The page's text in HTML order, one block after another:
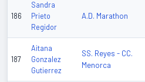
186
Sandra
Prieto
Regidor
A.D. Marathon
187
Aitana
Gonzalez
Gutierrez
SS. Reyes - CC.
Menorca